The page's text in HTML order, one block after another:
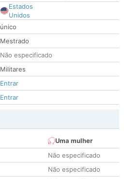
Estados
Unidos
único
Mestrado
Não especificado
Militares
Entrar
Entrar
Uma mulher
Não especificado
Não especificado